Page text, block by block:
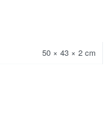
50 × 43 × 2 cm